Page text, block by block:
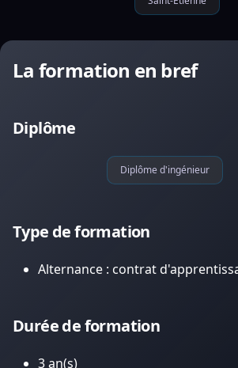
La formation en bref
Diplôme
Diplôme d'ingénieur
Type de formation
Alternance : contrat
Durée de formation
3 an(s)